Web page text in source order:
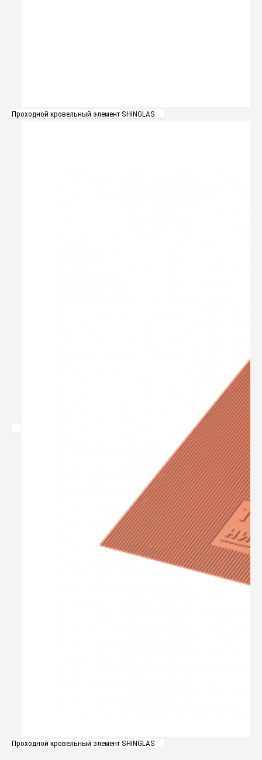
Проходной кровельный элемент SHINGLAS
Проходной кровельный элемент SHINGLAS